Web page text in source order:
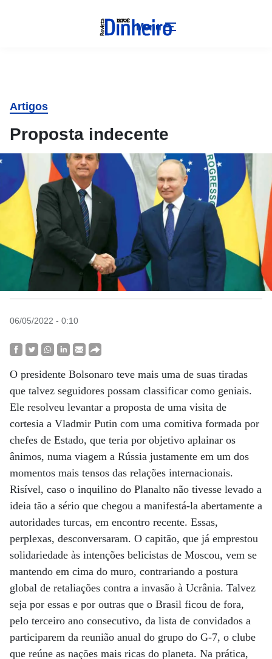
Menu
Artigos
Proposta indecente
06/05/2022 - 0:10
O presidente Bolsonaro teve mais uma de suas tiradas
que talvez seguidores possam classificar como geniais.
Ele resolveu levantar a proposta de uma visita de
cortesia a Vladmir Putin com uma comitiva formada por
chefes de Estado, que teria por objetivo aplainar os
ânimos, numa viagem a Rússia justamente em um dos
momentos mais tensos das relações internacionais.
Risível, caso o inquilino do Planalto não tivesse levado a
ideia tão a sério que chegou a manifestá-la abertamente a
autoridades turcas, em encontro recente. Essas,
perplexas, desconversaram. O capitão, que já emprestou
solidariedade às intenções belicistas de Moscou, vem se
mantendo em cima do muro, contrariando a postura
global de retaliações contra a invasão à Ucrânia. Talvez
seja por essas e por outras que o Brasil ficou de fora,
pelo terceiro ano consecutivo, da lista de convidados a
participarem da reunião anual do grupo do G-7, o clube
que reúne as nações mais ricas do planeta. Na prática,